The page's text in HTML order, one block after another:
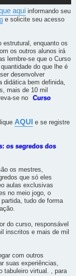
aqui informando seu
e solicite seu acesso
estrutural, enquanto os
os outros alunos irá
lembre-se que o Curso
do que lhe é
desenvolver
didática bem definida,
mais de 10 mil
se no
Curso
AQUI e se registre
os segredos dos
os mestres,
que só eles
aulas exclusivas
no meio jogo, o
tudo de forma
do curso, responsável
inscritos e mais de mil
com outros
suas experiências,
tabuleiro virtual. , para